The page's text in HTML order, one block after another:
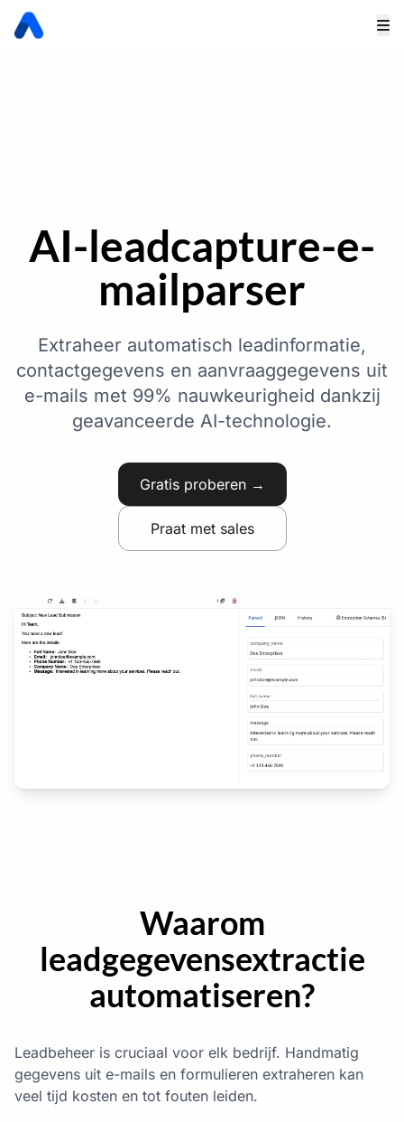
AI-leadcapture-e-
mailparser
Extraheer automatisch leadinformatie,
contactgegevens en aanvraaggegevens uit
e-mails met 99% nauwkeurigheid dankzij
geavanceerde AI-technologie.
Gratis proberen →
Praat met sales
Waarom
leadgegevensextractie
automatiseren?
Leadbeheer is cruciaal voor elk bedrijf. Handmatig
gegevens uit e-mails en formulieren extraheren kan
veel tijd kosten en tot fouten leiden.